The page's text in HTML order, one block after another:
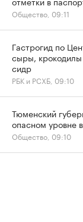
Общество, 09:11
Гастрогид по
сыры,
сидр
РБК и РСХБ, 09:10
Тюменский
опасном уровне
Общество, 09:10